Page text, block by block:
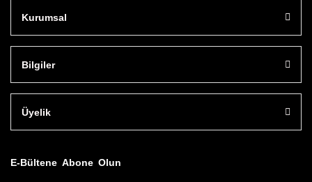
Kurumsal
Bilgiler
Üyelik
E-Bültene Abone Olun